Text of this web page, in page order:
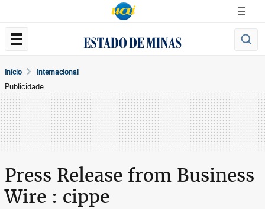
Início Internacional
Publicidade
Press Release from Business
Wire : cippe